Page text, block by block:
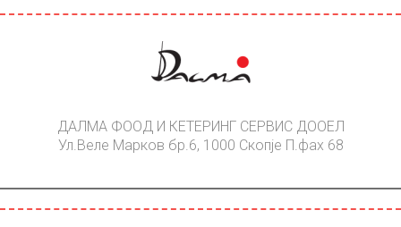
ДАЛМА ФООД И КЕТЕРИНГ СЕРВИС ДООЕЛ
Ул.Веле Марков бр.6, 1000 Скопје П.фах 68